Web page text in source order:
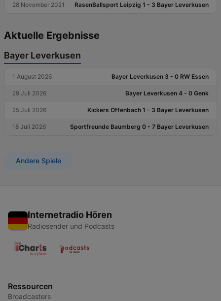
28 November 2021 RasenBallsport Leipzig 1 - 3 Bayer Leverkusen
Aktuelle Ergebnisse
Bayer Leverkusen
1 August 2026 Bayer Leverkusen 3 - 0 RW Essen
29 Juli 2026 Bayer Leverkusen 4 - 0 Genk
25 Juli 2026 Kickers Offenbach 1 - 3 Bayer Leverkusen
18 Juli 2026 Sportfreunde Baumberg 0 - 7 Bayer Leverkusen
Andere Spiele
Internetradio Hören
Radiosender und Podcasts
Ressourcen
Broadcasters